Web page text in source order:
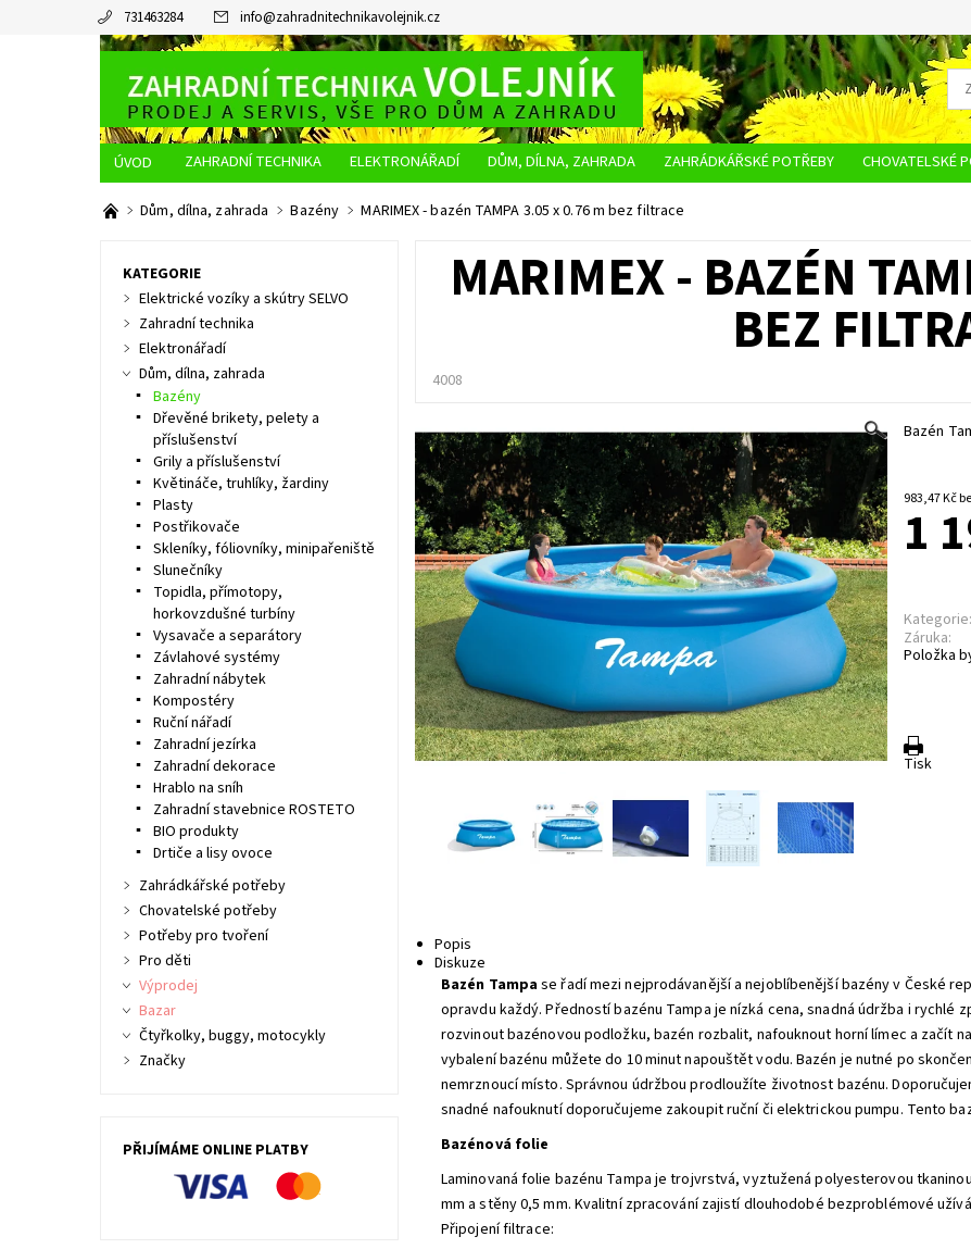
731463284 info@zahradnitechnikavolejnik.cz
ZAHRADNÍ TECHNIKA ELEKTRONÁŘADÍ DŮM, DÍLNA, ZAHRADA ZAHRÁDKÁŘSKÉ POTŘEBY CHOVATELSKÉ
O NÁS
JAK NAKUPOVAT DOPRAVA A PLATBA OBCHODNÍ PODMÍNKY OCHRANA OSOBNÍCH ÚDAJŮ
Dům, dílna, zahrada Bazény MARIMEX - bazén TAMPA 3.05 x 0.76 m bez filtrace
MARIMEX - BAZÉN
BEZ
4008
Bazén
1
Kategorie:
Záruka:
Položka
Tisk
Popis
Diskuze
Bazén Tampase řadí mezi nejprodávanější a nejoblíbenější bazény v České
opravdu každý. Předností bazénu Tampa je nízká cena, snadná údržba i rychlé
rozvinout bazénovou podložku, bazén rozbalit, nafouknout horní límec a začít
vybalení bazénu můžete do 10 minut napouštět vodu. Bazén je nutné po
nemrznoucí místo. Správnou údržbou prodloužíte životnost bazénu.
snadné nafouknutí doporučujeme zakoupit ruční či elektrickou pumpu. Tento
Bazénová folie
Laminovaná folie bazénu Tampa je trojvrstvá, vyztužená polyesterovou
mm a stěny 0,5 mm. Kvalitní zpracování zajistí dlouhodobé bezproblémové
Připojení filtrace:
KATEGORIE
Elektrické vozíky a skútry SELVO
Zahradní technika
Elektronářadí
Dům, dílna, zahrada
Bazény
Dřevěné brikety, pelety a
příslušenství
Grily a příslušenství
Květináče, truhlíky, žardiny
Plasty
Postřikovače
Skleníky, fóliovníky, minipařeniště
Slunečníky
Topidla, přímotopy,
horkovzdušné turbíny
Vysavače a separátory
Závlahové systémy
Zahradní nábytek
Kompostéry
Ruční nářadí
Zahradní jezírka
Zahradní dekorace
Hrablo na sníh
Zahradní stavebnice ROSTETO
BIO produkty
Drtiče a lisy ovoce
Zahrádkářské potřeby
Chovatelské potřeby
Potřeby pro tvoření
Pro děti
Výprodej
Bazar
Čtyřkolky, buggy, motocykly
Značky
PŘIJÍMÁME ONLINE PLATBY